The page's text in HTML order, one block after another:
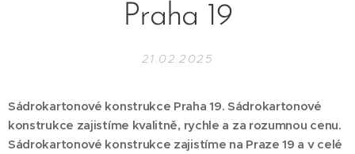
Praha 19
21.02.2025
Sádrokartonové konstrukce Praha 19. Sádrokartonové
konstrukce zajistíme kvalitně, rychle a za rozumnou cenu.
Sádrokartonové konstrukce zajistíme na Praze 19 a v celé